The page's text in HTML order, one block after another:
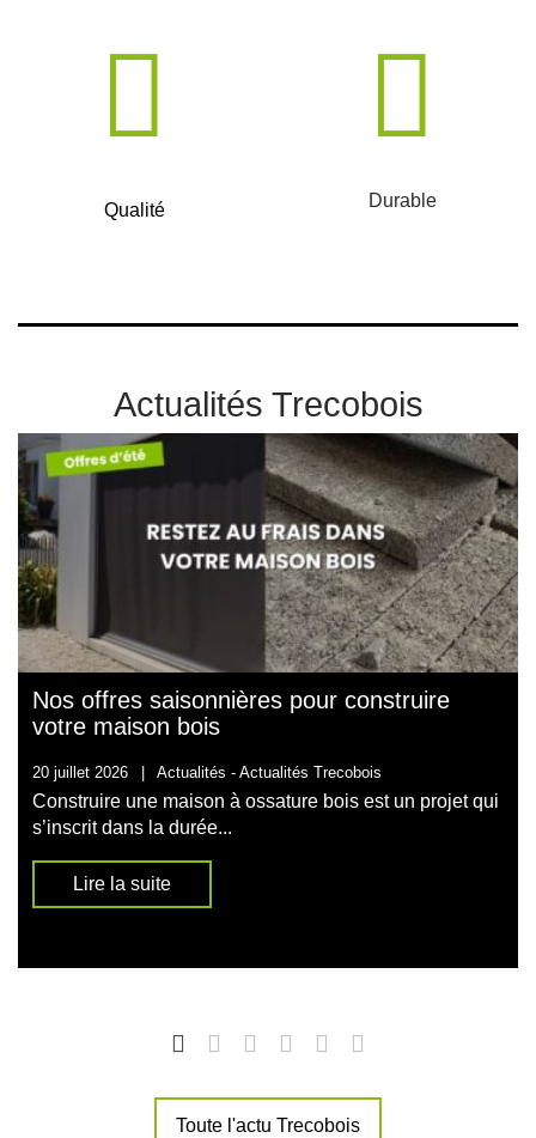
Qualité Durable
Actualités Trecobois
Nos offres saisonnières pour construire
votre maison bois
20 juillet 2026 Actualités - Actualités Trecobois
Construire une maison à ossature bois est un projet qui
s’inscrit dans la durée...
Lire la suite
Toute l'actu Trecobois